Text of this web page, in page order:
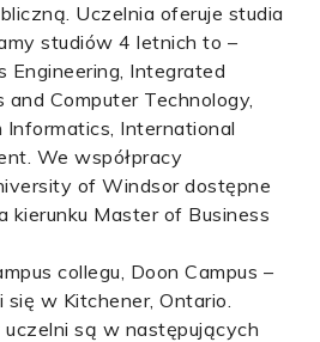
Uczelnia oferuje studia
studiów 4 letnich to –
Engineering, Integrated
and Computer Technology,
International
We współpracy
of Windsor dostępne
kierunku Master of Business
collegu, Doon Campus –
się w Kitchener, Ontario.
uczelni są w następujących